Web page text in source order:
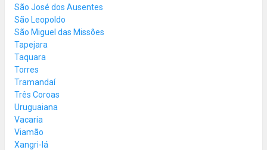
São José dos Ausentes
São Leopoldo
São Miguel das Missões
Tapejara
Taquara
Torres
Tramandaí
Três Coroas
Uruguaiana
Vacaria
Viamão
Xangri-lá